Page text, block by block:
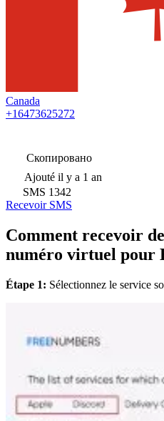
Canada
+16473625272
Скопировано
Ajouté il y a 1 an
SMS 1342
Recevoir SMS
Comment recevoir
numéro virtuel pour
Étape 1: Sélectionnez le service